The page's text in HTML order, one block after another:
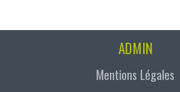
ADMIN
Mentions Légales